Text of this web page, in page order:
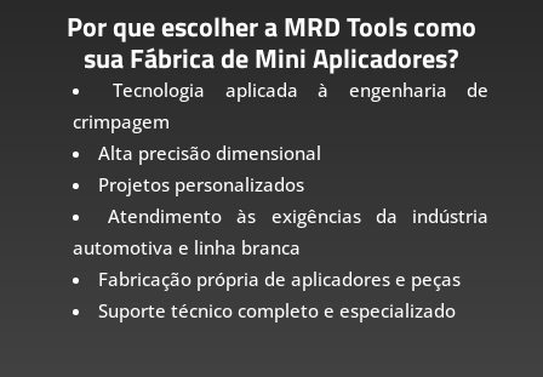
Por que escolher a MRD Tools como
sua Fábrica de Mini Aplicadores?
Tecnologia aplicada à engenharia de
crimpagem
Alta precisão dimensional
Projetos personalizados
Atendimento às exigências da indústria
automotiva e linha branca
Fabricação própria de aplicadores e peças
Suporte técnico completo e especializado